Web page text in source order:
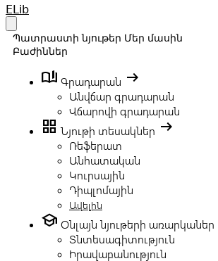
Your Company
ELib
Պատրաստի նյութեր Մեր մասին
Բաժիններ
book_ribbon Գրադարան arrow_right_alt
Անվճար գրադարան
Վճարովի գրադարան
grid_view Նյութի տեսակներ arrow_right_alt
Ռեֆերատ
Անհատական
Կուրսային
Դիպլոմային
Ավելին
school Օնլայն նյութերի առարկաներ
Տնտեսագիտություն
Իրավաբանություն